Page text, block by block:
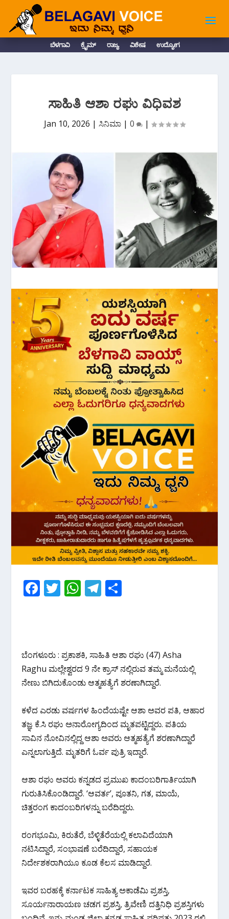
ಬೆಳಗಾವಿ ಕ್ರೈಮ್ ರಾಜ್ಯ ವಿಶೇಷ ಉದ್ಯೋಗ
ಸಾಹಿತಿ ಆಶಾ ರಘು ವಿಧಿವಶ
Jan 10, 2026 | ಸಿನಿಮಾ | 0 |
F
ac
o
o
k
T
w
W
h
A
p
p
T
el
a
m
ಬೆಂಗಳೂರು : ಪ್ರಕಾಶಕಿ, ಸಾಹಿತಿ ಆಶಾ ರಘು (47) Asha
Raghu ಮಲ್ಲೇಶ್ವರದ 9 ನೇ ಕ್ರಾಸ್ ನಲ್ಲಿರುವ ತಮ್ಮ ಮನೆಯಲ್ಲಿ
ನೇಣು ಬಿಗಿದುಕೊಂಡು ಆತ್ಮಹತ್ಯೆಗೆ ಶರಣಾಗಿದ್ದಾರೆ.
ಕಳೆದ ಎರಡು ವರ್ಷಗಳ ಹಿಂದೆಯಷ್ಟೇ ಆಶಾ ಅವರ ಪತಿ, ಆಹಾರ
ತಜ್ಞ ಕೆ.ಸಿ ರಘು ಅನಾರೋಗ್ಯದಿಂದ ಮೃತಪಟ್ಟಿದ್ದರು. ಪತಿಯ
ಸಾವಿನ ನೋವಿನಲ್ಲಿದ್ದ ಆಶಾ ಅವರು ಆತ್ಮಹತ್ಯೆಗೆ ಶರಣಾಗಿದ್ದಾರೆ
ಎನ್ನಲಾಗುತ್ತಿದೆ. ಮೃತರಿಗೆ ಓರ್ವ ಪುತ್ರಿ ಇದ್ದಾರೆ.
ಆಶಾ ರಘು ಅವರು ಕನ್ನಡದ ಪ್ರಮುಖ ಕಾದಂಬರಿಗಾರ್ತಿಯಾಗಿ
ಗುರುತಿಸಿಕೊಂಡಿದ್ದಾರೆ. ‘ಆವರ್ತ’, ಪೂತನಿ, ಗತ, ಮಾಯೆ,
ಚಿತ್ತರಂಗ ಕಾದಂಬರಿಗಳನ್ನು ಬರೆದಿದ್ದರು.
ರಂಗಭೂಮಿ, ಕಿರುತೆರೆ, ಬೆಳ್ಳಿತೆರೆಯಲ್ಲಿ ಕಲಾವಿದೆಯಾಗಿ
ನಟಿಸಿದ್ದಾರೆ, ಸಂಭಾಷಣೆ ಬರೆದಿದ್ದಾರೆ, ಸಹಾಯಕ
ನಿರ್ದೇಶಕರಾಗಿಯೂ ಕೂಡ ಕೆಲಸ ಮಾಡಿದ್ದಾರೆ.
ಇವರ ಬರಹಕ್ಕೆ ಕರ್ನಾಟಕ ಸಾಹಿತ್ಯ ಅಕಾಡೆಮಿ ಪ್ರಶಸ್ತಿ,
ಸೂರ್ಯನಾರಾಯಣ ಚಡಗ ಪ್ರಶಸ್ತಿ, ತ್ರಿವೇಣಿ ದತ್ತಿನಿಧಿ ಪ್ರಶಸ್ತಿಗಳು